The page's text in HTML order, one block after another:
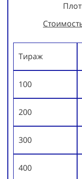
Тираж
100
200
300
400